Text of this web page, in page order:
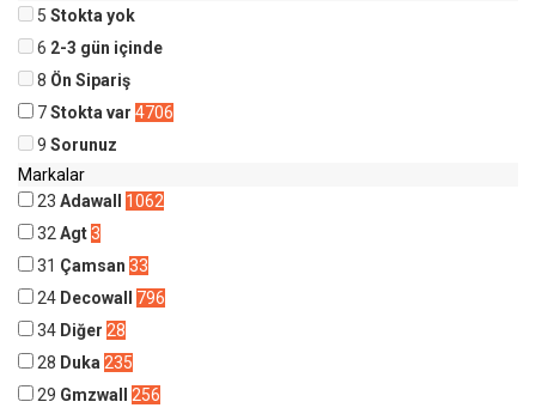
5 Stokta yok
6 2-3 gün içinde
8 Ön Sipariş
7Stokta var 4706
9 Sorunuz
Markalar
23 Adawall
1062
32 Agt3
31 Çamsan 33
24 Decowall
796
34 Diğer 28
28 Duka 235
29 Gmzwall
256